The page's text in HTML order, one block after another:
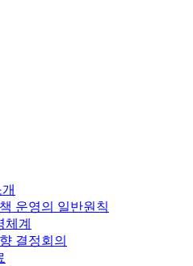
운영의 일반원칙
체계
결정회의